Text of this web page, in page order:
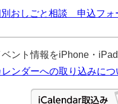
おしごと相談 申込フォ
ベント情報をiPhone・
レンダーへの取り込みに